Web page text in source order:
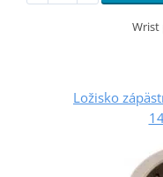
Wrist
Ložisko